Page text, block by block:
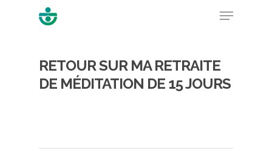
Hit enter to search or ESC to close
RETOUR SUR MA RETRAITE
DE MÉDITATION DE 15 JOURS